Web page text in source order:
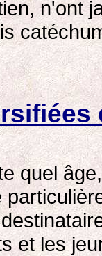
n'ont
quel
et les